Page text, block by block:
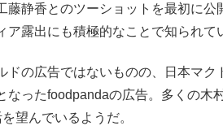
藤静香とのツーショットを最初に公
ア露出にも積極的なことで知られて
の広告ではないものの、日本マク
なったfoodpandaの広告。多くの木
望んでいるようだ。